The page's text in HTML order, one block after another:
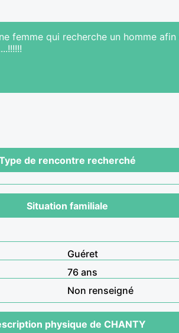
femme qui recherche un homme
de rencontre recherché
Situation familiale
Guéret
76 ans
Non renseigné
physique de CHANTY